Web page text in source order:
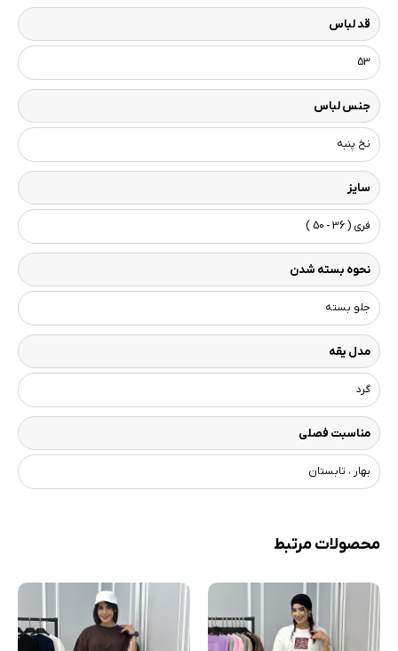
قد لباس
53
جنس لباس
نخ پنبه
سایز
فری ( 36 - 50 )
نحوه بسته شدن
جلو بسته
مدل یقه
گرد
مناسبت فصلی
بهار ، تابستان
محصولات مرتبط